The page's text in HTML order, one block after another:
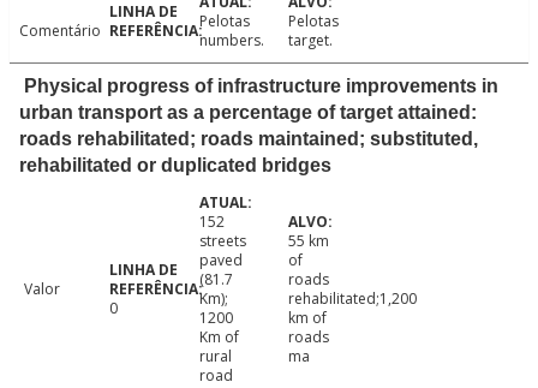
Comentário
Pelotas
numbers.
Pelotas
target.
Physical progress of infrastructure improvements in
urban transport as a percentage of target attained:
roads rehabilitated; roads maintained; substituted,
rehabilitated or duplicated bridges
Valor
0
152
streets
paved
(81.7
Km);
1200
Km of
rural
road
55 km
of
roads
rehabilitated;1,200
km of
roads
ma